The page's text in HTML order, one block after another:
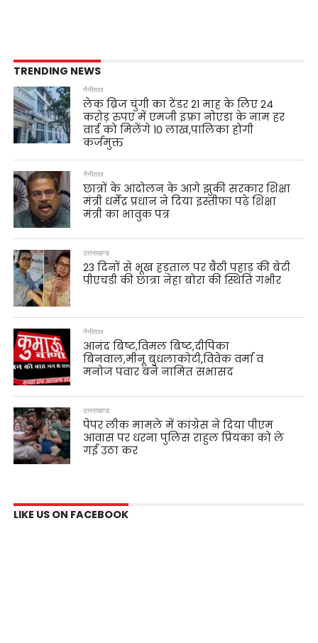
TRENDING NEWS
नैनीताल
लेक ब्रिज चुंगी का टेंडर 21 माह के लिए 24
करोड़ रुपए में एमजी इंफ़्रा नोएडा के नाम हर
वार्ड को मिलेंगे 10 लाख,पालिका होगी
कर्जमुक्त
नैनीताल
छात्रों के आंदोलन के आगे झुकी सरकार शिक्षा
मंत्री धर्मेंद्र प्रधान ने दिया इस्तीफा पढ़े शिक्षा
मंत्री का भावुक पत्र
उत्तराखण्ड
23 दिनों से भूख हड़ताल पर बैठी पहाड़ की बेटी
पीएचडी की छात्रा नेहा बोरा की स्थिति गंभीर
नैनीताल
आनंद बिष्ट,विमल बिष्ट,दीपिका
बिनवाल,मीनू बुधलाकोटी,विवेक वर्मा व
मनोज पंवार बने नामित सभासद
उत्तराखण्ड
पेपर लीक मामले में कांग्रेस ने दिया पीएम
आवास पर धरना पुलिस राहुल प्रियंका को ले
गई उठा कर
LIKE US ON FACEBOOK